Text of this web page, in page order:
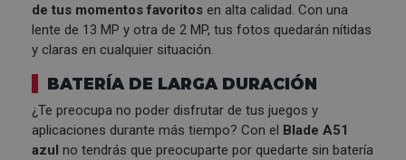
de tus momentos favoritos en alta calidad. Con una
lente de 13 MP y otra de 2 MP, tus fotos quedarán nítidas
y claras en cualquier situación.
BATERÍA DE LARGA DURACIÓN
¿Te preocupa no poder disfrutar de tus juegos y
aplicaciones durante más tiempo? Con el Blade A51
azul no tendrás que preocuparte por quedarte sin batería